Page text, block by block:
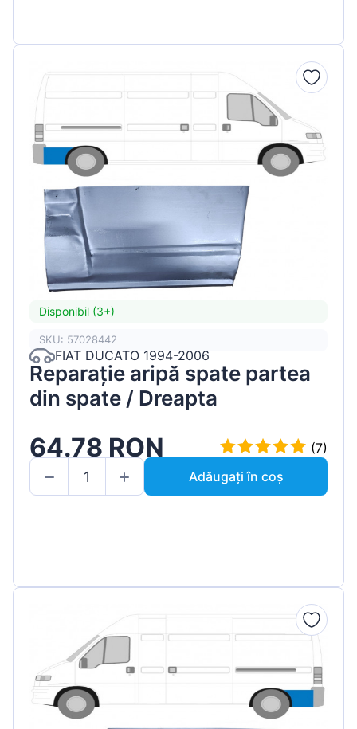
Disponibil (3+)
SKU: 57028442
FIAT DUCATO 1994-2006
Reparație aripă spate partea
din spate / Dreapta
64.78 RON
(7)
Adăugați în coș